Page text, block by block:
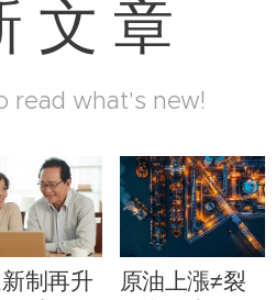
文 章
read what's new!
制再升
原油上漲≠裂